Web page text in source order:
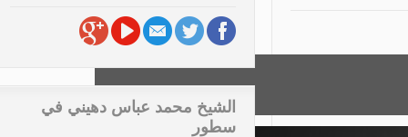
الشيخ محمد عباس دهيني في
سطور